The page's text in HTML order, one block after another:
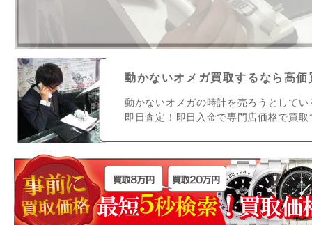
動かないオメガ買取するなら高
動かないオメガの時計を売ろうとして
即日査定！即日入金で専門店価格で買